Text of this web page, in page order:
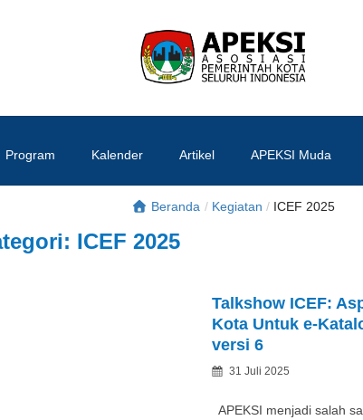
APEKSI
#APEKSInergi
Program Kalender Artikel APEKSI Muda
Beranda / Kegiatan / ICEF 2025
ICEF 2025
Talkshow ICEF:
Kota Untuk e-
versi 6
Posted
31 Juli 2025
APEKSI menjadi salah